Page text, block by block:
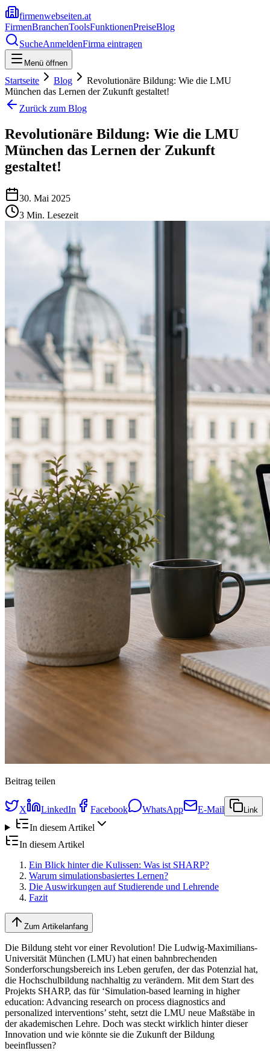
firmenwebseiten.at
FirmenBranchenToolsFunktionenPreiseBlog
SucheAnmeldenFirma eintragen
Menü öffnen
Startseite Blog
Revolutionäre Bildung: Wie die LMU
München das Lernen der Zukunft gestaltet!
Zurück zum Blog
Revolutionäre Bildung: Wie die LMU
München das Lernen der Zukunft
gestaltet!
30. Mai 2025
3 Min. Lesezeit
Beitrag teilen
X LinkedIn Facebook WhatsApp E-Mail Link
In diesem Artikel
In diesem Artikel
Ein Blick hinter die Kulissen: Was ist SHARP?
Warum simulationsbasiertes Lernen?
Die Auswirkungen auf Studierende und Lehrende
Fazit
Zum Artikelanfang
Die Bildung steht vor einer Revolution! Die Ludwig-Maximilians-
Universität München (LMU) hat einen bahnbrechenden
Sonderforschungsbereich ins Leben gerufen, der das Potenzial hat,
die Hochschulbildung nachhaltig zu verändern. Mit dem Start des
Projekts SHARP, das für ‘Simulation-based learning in higher
education: Advancing research on process diagnostics and
personalized interventions’ steht, setzt die LMU neue Maßstäbe in
der akademischen Lehre. Doch was steckt wirklich hinter dieser
Innovation und wie könnte sie die Zukunft der Bildung
beeinflussen?